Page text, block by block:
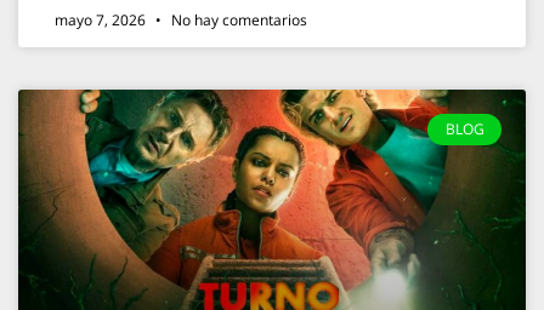
mayo 7, 2026 No hay comentarios
BLOG